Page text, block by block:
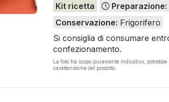
Kit ricetta Preparazione:
Conservazione: Frigorifero
Si consiglia di consumare
confezionamento.
La foto ha scopo puramente indicativo,
caratteristiche del prodotto.